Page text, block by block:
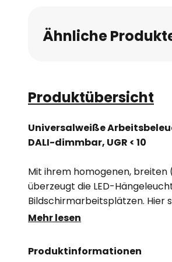
Ähnliche
Produktübersicht
Universalweiße
DALI-dimmbar, UGR < 10
Mit ihrem homogenen,
überzeugt die LED-
Bildschirmarbeitsplätzen. Hier
großzügige, indirekte
Länge der zweifachen Y-
Mehr lesen
Produktinformationen